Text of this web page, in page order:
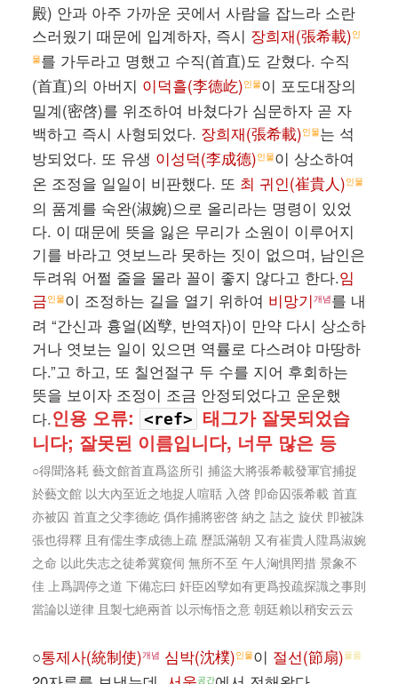
殿) 안과 아주 가까운 곳에서 사람을 잡느라 소란
스러웠기 때문에 입계하자, 즉시 장희재(張希載)인
물를 가두라고 명했고 수직(首直)도 갇혔다. 수직
(首直)의 아버지 이덕흘(李德屹)인물이 포도대장의
밀계(密啓)를 위조하여 바쳤다가 심문하자 곧 자
백하고 즉시 사형되었다. 장희재(張希載)인물는 석
방되었다. 또 유생 이성덕(李成德)인물이 상소하여
온 조정을 일일이 비판했다. 또 최 귀인(崔貴人)인물
의 품계를 숙완(淑婉)으로 올리라는 명령이 있었
다. 이 때문에 뜻을 잃은 무리가 소원이 이루어지
기를 바라고 엿보느라 못하는 짓이 없으며, 남인은
두려워 어쩔 줄을 몰라 꼴이 좋지 않다고 한다.임
금인물이 조정하는 길을 열기 위하여 비망기 개념를 내
려 “간신과 흉얼(凶孼, 반역자)이 만약 다시 상소하
거나 엿보는 일이 있으면 역률로 다스려야 마땅하
다.”고 하고, 또 칠언절구 두 수를 지어 후회하는
뜻을 보이자 조정이 조금 안정되었다고 운운했
다.인용 오류: <ref>
태그가 잘못되었습
니다; 잘못된 이름입니다, 너무 많은 등
○得聞洛耗 藝文館首直爲盜所引 捕盜大將張希載發軍官捕捉
於藝文館 以大內至近之地捉人喧聒 入啓 卽命囚張希載 首直
亦被囚 首直之父李德屹 僞作捕將密啓 納之 詰之 旋伏 卽被誅
張也得釋 且有儒生李成德上疏 歷詆滿朝 又有崔貴人陞爲淑婉
之命 以此失志之徒希冀窺伺 無所不至 午人洶惧罔措 景象不
佳 上爲調停之道 下備忘曰 奸臣凶孼如有更爲投疏探識之事則
當論以逆律 且製七絶兩首 以示悔悟之意 朝廷賴以稍安云云
○통제사(統制使)개념 심박(沈樸)인물이 절선(節扇)물품
공간